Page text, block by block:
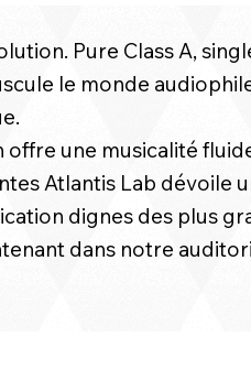
Pure Class A,
le monde
une musicalité
Atlantis Lab
dignes des plus
dans notre